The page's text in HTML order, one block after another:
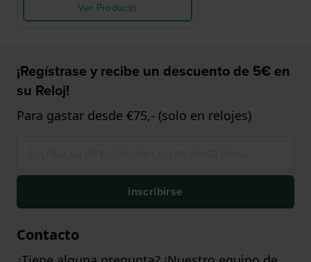
Ver Producto
¡Regístrase y recibe un descuento de 5€ en
su Reloj!
Para gastar desde €75,- (solo en relojes)
inscribirse
Contacto